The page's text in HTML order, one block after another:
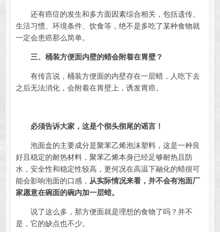
还有癌症的发生和多方面因素综合相关，包括遗传、
生活习惯、环境条件、饮食等，绝不是多吃了某种食物就
一定会患癌那么简单。
三、桶装方便面内壁的蜡会附着在胃壁？
有传言说，桶装方便面的内壁存在一层蜡，人吃下去
之后无法消化，会附着在胃壁上，诱发胃癌。
必须告诉大家，这是个彻头彻尾的谣言！
泡面盒的主要成分是聚苯乙烯泡沫塑料，这是一种良
好且稳定的耐热材料，聚苯乙烯本身已经足够耐热且防
水，安全性和稳定性较高，更何况在高温下融化的蜡很可
能会影响泡面的口感， 从实际情况来看，并不会有泡面厂
家愿意在碗面的碗内加一层蜡。
说了这么多，那方便面就是理想的食物了吗？并不
是，它的缺点也不少。